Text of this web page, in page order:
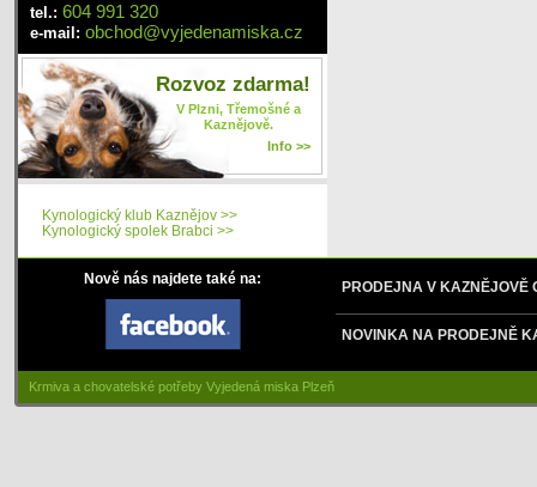
tel.: 604 991 320
e-mail: obchod@vyjedenamiska.cz
Rozvoz zdarma!
V Plzni, Třemošné a
Kaznějově.
Info >>
Kynologický klub Kaznějov >>
Kynologický spolek Brabci >>
Nově nás najdete také na: PRODEJNA V KAZNĚJOVĚ
NOVINKA NA PRODEJNĚ
Krmiva a chovatelské potřeby Vyjedená miska Plzeň